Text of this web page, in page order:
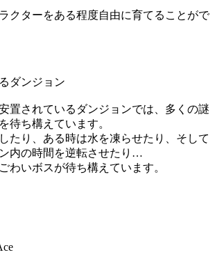
クターをある程度自由に育てることがで
ダンジョン
置されているダンジョンでは、多くの謎
待ち構えています。
たり、ある時は水を凍らせたり、そして
内の時間を逆転させたり…
わいボスが待ち構えています。